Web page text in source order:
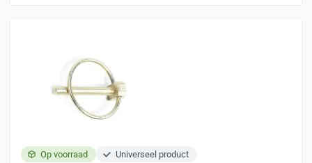
Op voorraad Universeel product